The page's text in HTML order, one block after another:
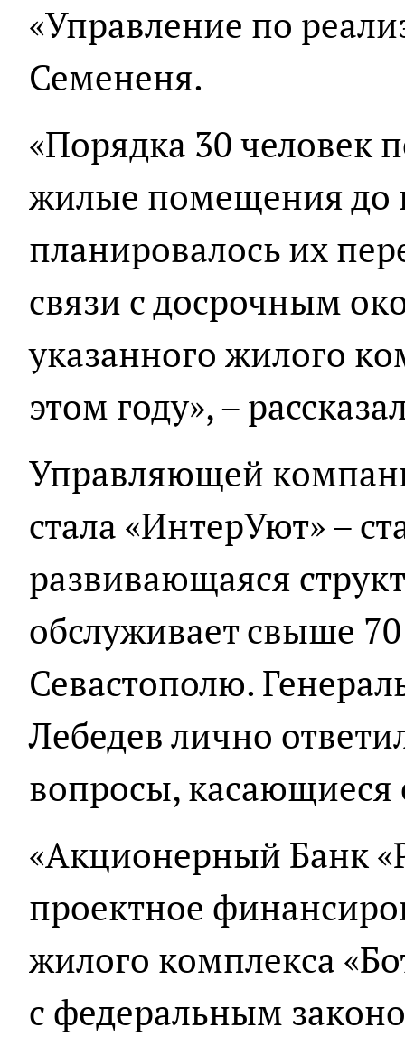
«Управление по
Семененя.
«Порядка 30 человек
жилые помещения до
планировалось их
связи с досрочным
указанного жилого
этом году», –
Управляющей
стала «ИнтерУют» –
развивающаяся
обслуживает свыше
Севастополю.
Лебедев лично
вопросы,
«Акционерный Банк
проектное
жилого комплекса
с федеральным